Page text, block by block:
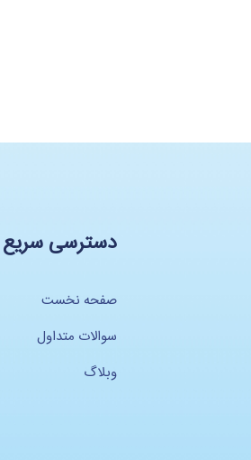
دسترسی سریع
صفحه نخست
سوالات متداول
وبلاگ